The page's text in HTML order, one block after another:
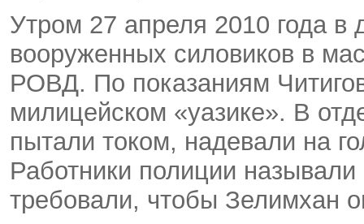
Утром 27 апреля 2010 года в
вооруженных силовиков в
РОВД. По показаниям
милицейском «уазике». В
пытали током, надевали на
Работники полиции
требовали, чтобы Зелимхан